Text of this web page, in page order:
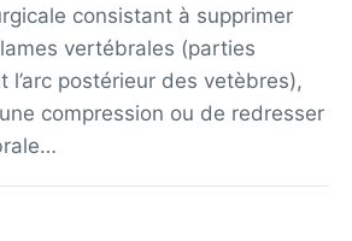
consistant à supprimer
vertébrales (parties
l’arc postérieur des vetèbres),
compression ou de redresser